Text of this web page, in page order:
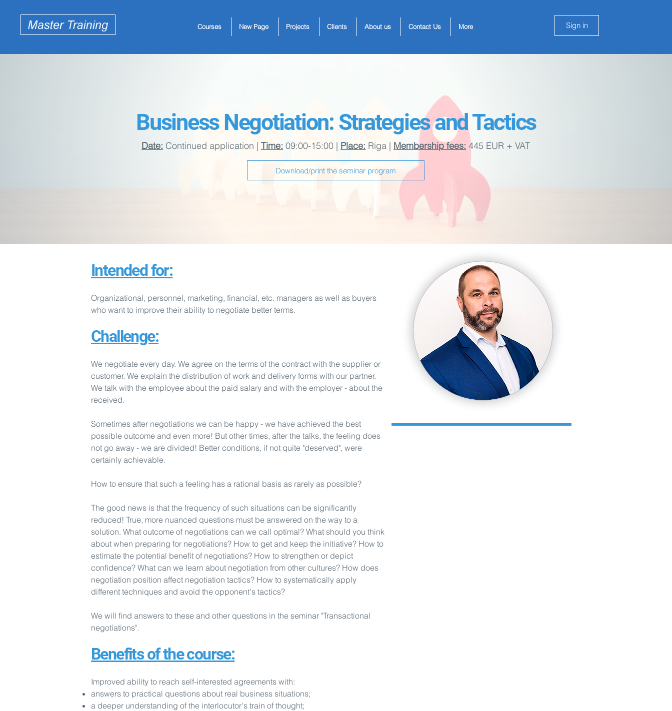
Courses New Page Projects Clients About us Contact Us More Sign in
Business Negotiation: Strategies and Tactics
Date: Continued application | Time: 09:00-15:00 | Place: Riga | Membership fees: 445 EUR + VAT
Download/print the seminar program
Intended for:
Organizational, personnel, marketing, financial, etc. managers as well as buyers
who want to improve their ability to negotiate better terms.
Challenge:
We negotiate every day. We agree on the terms of the contract with the supplier or
customer. We explain the distribution of work and delivery forms with our partner.
We talk with the employee about the paid salary and with the employer - about the
received.
Sometimes after negotiations we can be happy - we have achieved the best
possible outcome and even more! But other times, after the talks, the feeling does
not go away - we are divided! Better conditions, if not quite "deserved", were
certainly achievable.
How to ensure that such a feeling has a rational basis as rarely as possible?
The good news is that the frequency of such situations can be significantly
reduced! True, more nuanced questions must be answered on the way to a
solution. What outcome of negotiations can we call optimal? What should you think
about when preparing for negotiations? How to get and keep the initiative? How to
estimate the potential benefit of negotiations? How to strengthen or depict
confidence? What can we learn about negotiation from other cultures? How does
negotiation position affect negotiation tactics? How to systematically apply
different techniques and avoid the opponent's tactics?
We will find answers to these and other questions in the seminar "Transactional
negotiations".
Benefits of the course:
Improved ability to reach self-interested agreements with:
answers to practical questions about real business situations;
a deeper understanding of the interlocutor's train of thought;